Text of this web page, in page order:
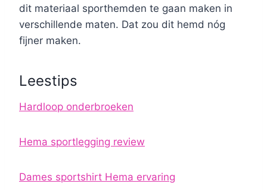
dit materiaal sporthemden te gaan maken in
verschillende maten. Dat zou dit hemd nóg
fijner maken.
Leestips
Hardloop onderbroeken
Hema sportlegging review
Dames sportshirt Hema ervaring